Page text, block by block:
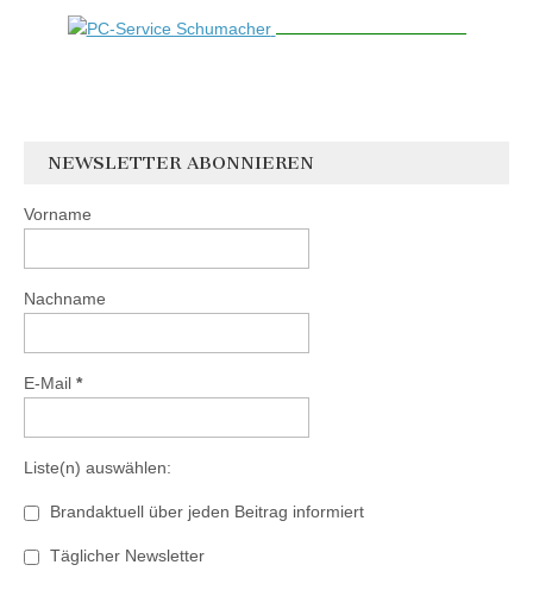
NEWSLETTER ABONNIEREN
Vorname
Nachname
E-Mail *
Liste(n) auswählen:
Brandaktuell über jeden Beitrag informiert
Täglicher Newsletter